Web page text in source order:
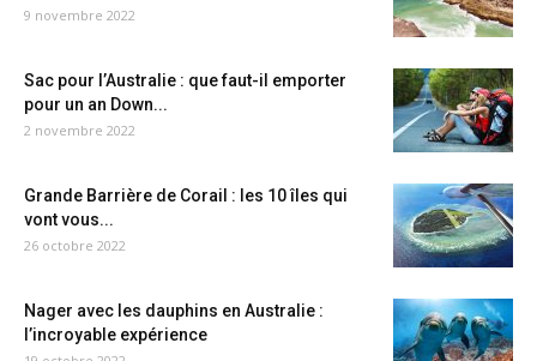
9 novembre 2022
Sac pour l’Australie : que faut-il emporter
pour un an Down...
2 novembre 2022
Grande Barrière de Corail : les 10 îles qui
vont vous...
26 octobre 2022
Nager avec les dauphins en Australie :
l’incroyable expérience